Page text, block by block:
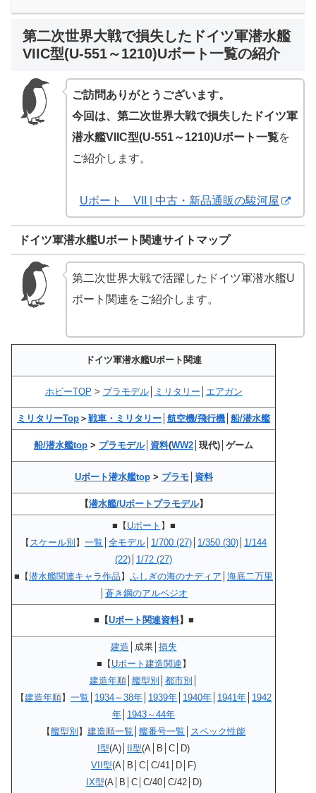
第二次世界大戦で損失したドイツ軍潜水艦
VIIC型(U-551～1210)Uボート一覧の紹介
ご訪問ありがとうございます。
今回は、第二次世界大戦で損失したドイツ軍
潜水艦VIIC型(U-551～1210)Uボート一覧を
ご紹介します。
Uボート VII | 中古・新品通販の駿河屋
ドイツ軍潜水艦Uボート関連サイトマップ
第二次世界大戦で活躍したドイツ軍潜水艦U
ボート関連をご紹介します。
ドイツ軍潜水艦Uボート関連
ホビーTOP > プラモデル│ ミリタリー エアガン
ミリタリーTop ＞ 戦車・ミリタリー 航空機/飛行機 船/潜水艦
船/潜水艦top > プラモデル│ 資料(WW2 │現代)│ゲーム
Uボート潜水艦top> プラモ│ 資料
【潜水艦/Uボートプラモデル】
■【 Uボート 】■
【 スケール別 】 一覧 全モデル 1/700 (27) 1/350 (30) 1/144
(22) 1/72 (27)
■【潜水艦関連キャラ作品 】 ふしぎの海のナディア 海底二万里
蒼き鋼のアルペジオ
■【Uボート関連資料】■
建造 │成果│ 損失
■ 【 Uボート建造関連 】
建造年順│ 艦型別 都市別
【建造年順】 一覧 1934～38年 1939年 1940年 1941年 1942
年 1943～44年
【艦型別 】 建造順一覧 艦番号一覧
スペック性能
I型(A)│ II型(A│B│C│D)
VII型(A│B│C│C/41│D│F)
IX型(A│B│C│C/40│C/42│D)